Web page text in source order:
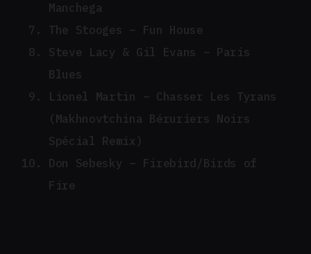
Manchega
The Stooges – Fun House
Steve Lacy & Gil Evans – Paris
Blues
Lionel Martin – Chasser Les Tyrans
(Makhnovtchina Béruriers Noirs
Spécial Remix)
Don Sebesky – Firebird/Birds of
Fire